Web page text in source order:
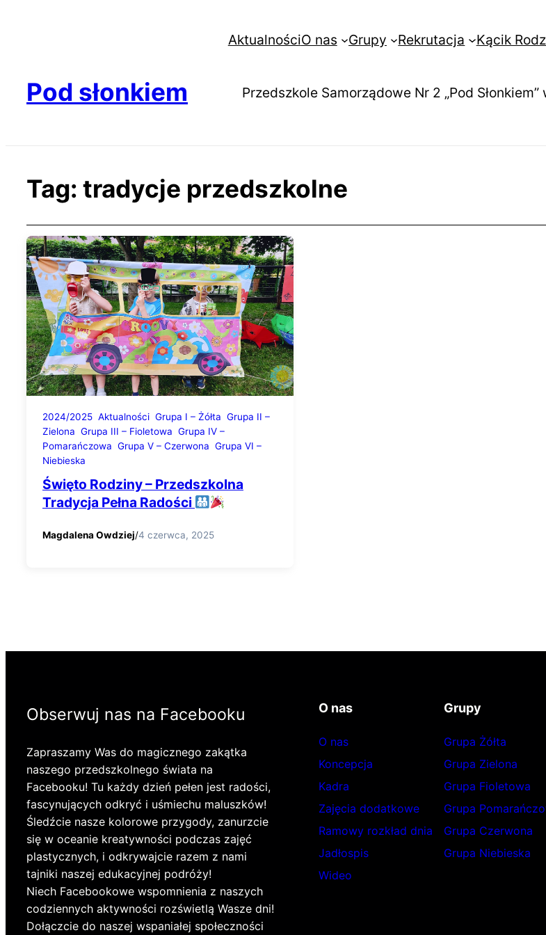
AktualnościO nas Grupy Rekrutacja Kącik
Pod słonkiem Przedszkole Samorządowe Nr 2 „Pod Słonkiem”
Tag: tradycje przedszkolne
2024/2025 Aktualności Grupa I – Żółta Grupa II –
Zielona Grupa III – Fioletowa Grupa IV –
Pomarańczowa Grupa V – Czerwona Grupa VI –
Niebieska
Święto Rodziny – Przedszkolna
Tradycja Pełna Radości
Magdalena Owdziej/4 czerwca, 2025
Obserwuj nas na Facebooku
Zapraszamy Was do magicznego zakątka
naszego przedszkolnego świata na
Facebooku! Tu każdy dzień pełen jest radości,
fascynujących odkryć i uśmiechu maluszków!
Śledźcie nasze kolorowe przygody, zanurzcie
się w oceanie kreatywności podczas zajęć
plastycznych, i odkrywajcie razem z nami
tajniki naszej edukacyjnej podróży!
Niech Facebookowe wspomnienia z naszych
codziennych aktywności rozświetlą Wasze dni!
Dołączcie do naszej wspaniałej społeczności
O nas
O nas
Koncepcja
Kadra
Zajęcia dodatkowe
Ramowy rozkład dnia
Jadłospis
Wideo
Grupy
Grupa Żółta
Grupa Zielona
Grupa Fioletowa
Grupa
Grupa Czerwona
Grupa Niebieska